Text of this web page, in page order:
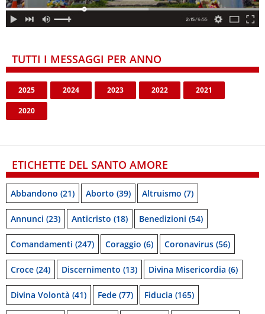
TUTTI I MESSAGGI PER ANNO
2025 2024 2023 2022 2021
2020
ETICHETTE DEL SANTO AMORE
Abbandono (21) Aborto (39) Altruismo (7)
Annunci (23) Anticristo (18) Benedizioni (54)
Comandamenti (247) Coraggio (6) Coronavirus (56)
Croce (24) Discernimento (13) Divina Misericordia (6)
Divina Volontà (41) Fede (77) Fiducia (165)